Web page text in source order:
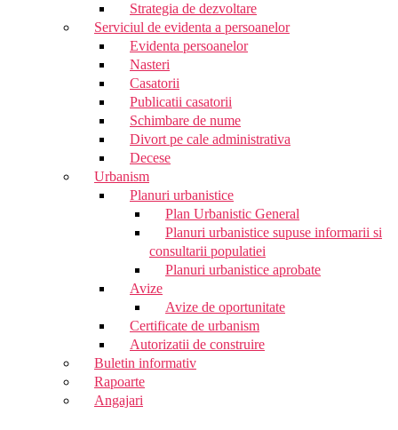
Strategia de dezvoltare
Serviciul de evidenta a persoanelor
Evidenta persoanelor
Nasteri
Casatorii
Publicatii casatorii
Schimbare de nume
Divort pe cale administrativa
Decese
Urbanism
Planuri urbanistice
Plan Urbanistic General
Planuri urbanistice supuse informarii si
consultarii populatiei
Planuri urbanistice aprobate
Avize
Avize de oportunitate
Certificate de urbanism
Autorizatii de construire
Buletin informativ
Rapoarte
Angajari